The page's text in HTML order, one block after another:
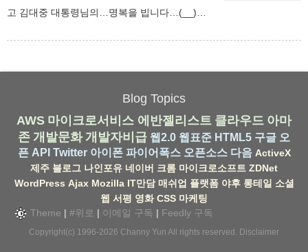
고 김대중 대통령님의…명복을 빕니다…(__)…
Blog Topics
AWS 마이크로서비스 에반젤리스트 클라우드 아마
존 개발문화 개발자비급 웹2.0 웹표준 HTML5 구글 오
픈 API Twitter 아이폰 파이어폭스 오픈소스 다음 ActiveX
제주 블로그 나인포유 네이버 크롬 마이크로소프트 ZDNet
WordPress Ajax Mozilla IT만담 매쉬업 플랫폼 야후 롱테일 소셜
웹 서평 영화 CSS 마케팅
Theme | #위로 | 이메일 구독 | Feedly 구독
Copyright(c) 1996-2026 Channy Yun All rights reserved. Disclaimer